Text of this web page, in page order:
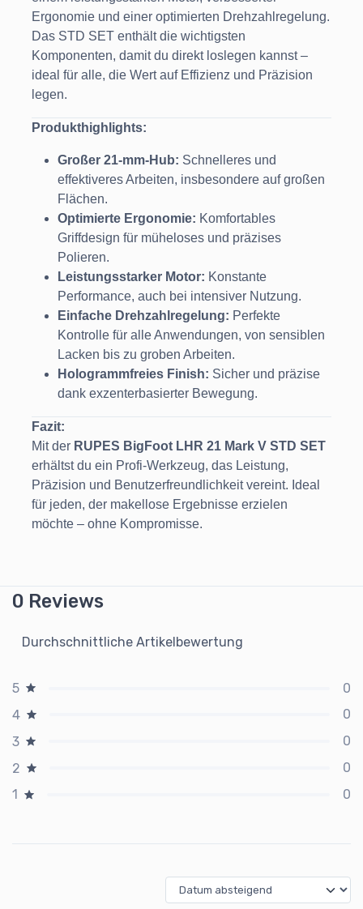
Ergonomie und einer optimierten Drehzahlregelung.
Das STD SET enthält die wichtigsten
Komponenten, damit du direkt loslegen kannst –
ideal für alle, die Wert auf Effizienz und Präzision
legen.
Produkthighlights:
Großer 21-mm-Hub: Schnelleres und
effektiveres Arbeiten, insbesondere auf großen
Flächen.
Optimierte Ergonomie: Komfortables
Griffdesign für müheloses und präzises
Polieren.
Leistungsstarker Motor: Konstante
Performance, auch bei intensiver Nutzung.
Einfache Drehzahlregelung: Perfekte
Kontrolle für alle Anwendungen, von sensiblen
Lacken bis zu groben Arbeiten.
Hologrammfreies Finish: Sicher und präzise
dank exzenterbasierter Bewegung.
Fazit:
Mit der RUPES BigFoot LHR 21 Mark V STD SET
erhältst du ein Profi-Werkzeug, das Leistung,
Präzision und Benutzerfreundlichkeit vereint. Ideal
für jeden, der makellose Ergebnisse erzielen
möchte – ohne Kompromisse.
0 Reviews
Durchschnittliche Artikelbewertung
5
0
4
0
3
0
2
0
1
0